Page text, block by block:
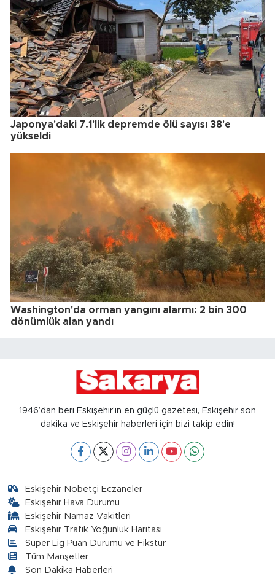
Japonya'daki 7.1'lik depremde ölü sayısı 38'e
yükseldi
Washington'da orman yangını alarmı: 2 bin 300
dönümlük alan yandı
1946’dan beri Eskişehir’in en güçlü gazetesi, Eskişehir son
dakika ve Eskişehir haberleri için bizi takip edin!
Eskişehir Nöbetçi Eczaneler
Eskişehir Hava Durumu
Eskişehir Namaz Vakitleri
Eskişehir Trafik Yoğunluk Haritası
Süper Lig Puan Durumu ve Fikstür
Tüm Manşetler
Son Dakika Haberleri